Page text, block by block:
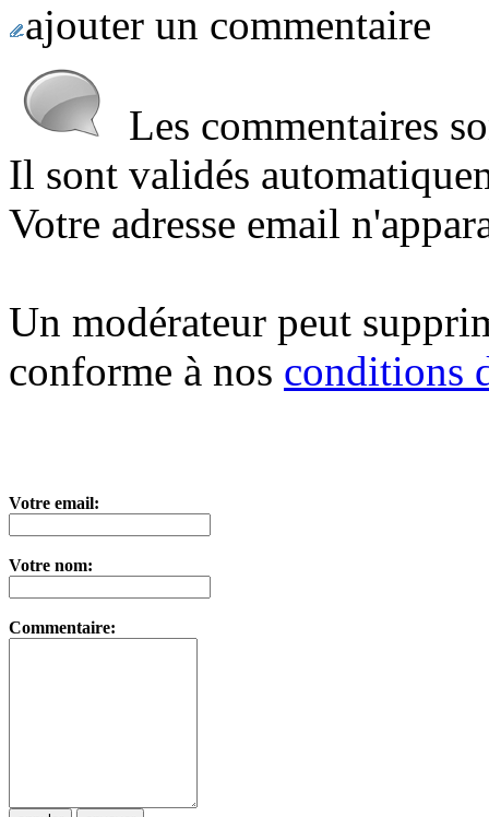
ajouter un commentaire
Les commentaires
Il sont validés
Votre adresse email
Un modérateur peut
conforme à nos conditions
Votre email:
Votre nom:
Commentaire: